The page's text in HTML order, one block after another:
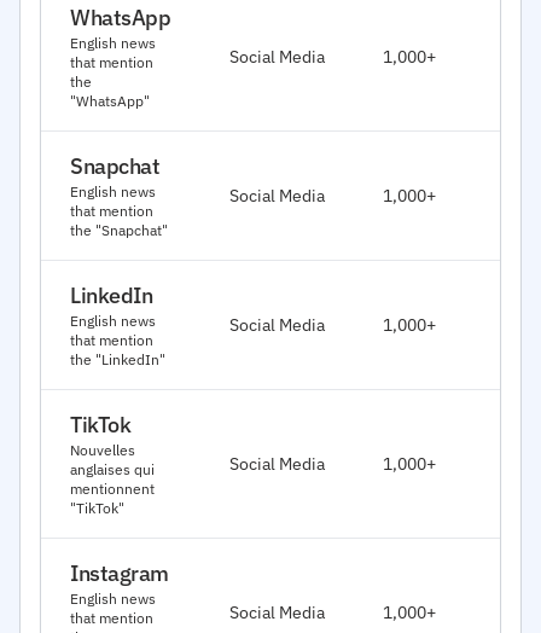
WhatsApp
English news
that mention
the
"WhatsApp"
Social Media 1,000+
Snapchat
English news
that mention
the "Snapchat"
Social Media 1,000+
LinkedIn
English news
that mention
the "LinkedIn"
Social Media 1,000+
TikTok
Nouvelles
anglaises qui
mentionnent
"TikTok"
Social Media 1,000+
Instagram
English news
that mention
Social Media 1,000+